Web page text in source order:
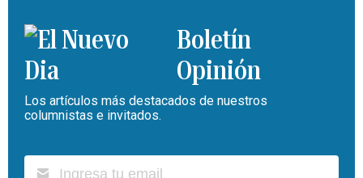
Boletín
Opinión
Los artículos más destacados de nuestros
columnistas e invitados.